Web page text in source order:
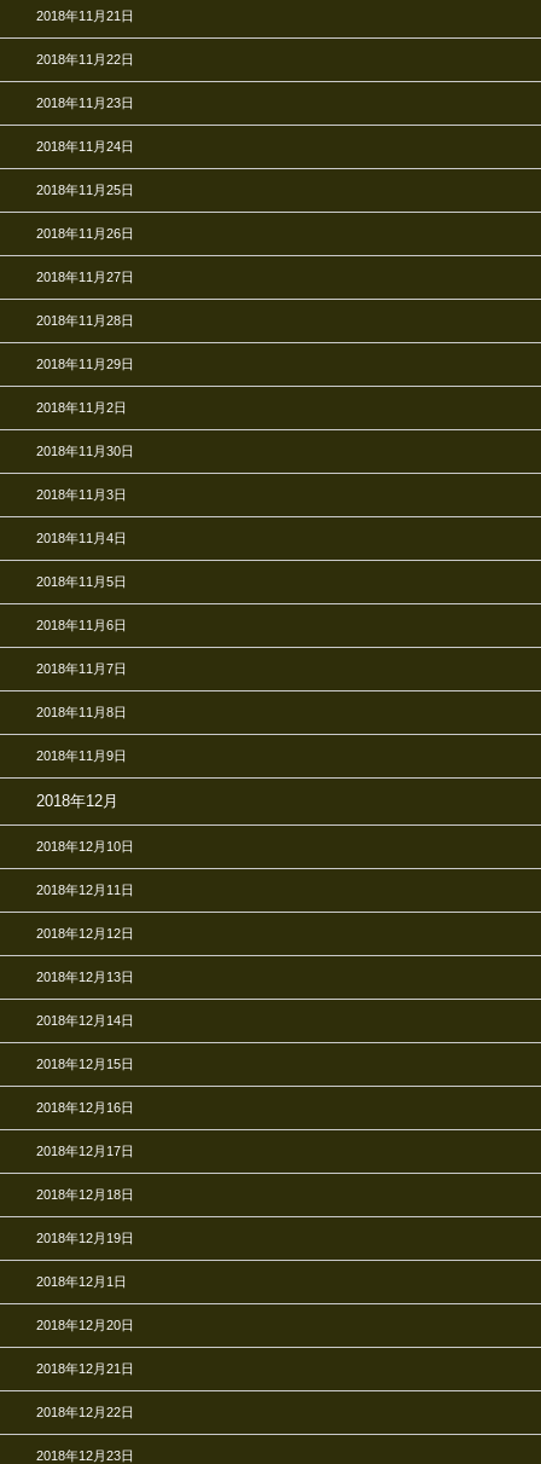
2018年11月21日
2018年11月22日
2018年11月23日
2018年11月24日
2018年11月25日
2018年11月26日
2018年11月27日
2018年11月28日
2018年11月29日
2018年11月2日
2018年11月30日
2018年11月3日
2018年11月4日
2018年11月5日
2018年11月6日
2018年11月7日
2018年11月8日
2018年11月9日
2018年12月
2018年12月10日
2018年12月11日
2018年12月12日
2018年12月13日
2018年12月14日
2018年12月15日
2018年12月16日
2018年12月17日
2018年12月18日
2018年12月19日
2018年12月1日
2018年12月20日
2018年12月21日
2018年12月22日
2018年12月23日